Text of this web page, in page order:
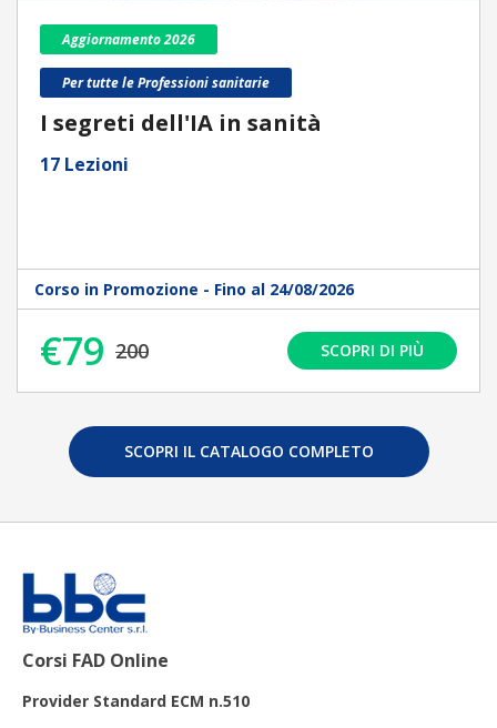
Aggiornamento 2026
Per tutte le Professioni sanitarie
I segreti dell'IA in sanità
17 Lezioni
Corso in Promozione - Fino al 24/08/2026
€79 200 SCOPRI DI PIÙ
SCOPRI IL CATALOGO COMPLETO
Corsi FAD Online
Provider Standard ECM n.510